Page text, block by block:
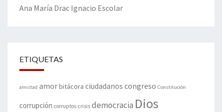
Ana María Drac Ignacio Escolar
ETIQUETAS
amistad amorbitácora ciudadanos congreso Constitución
corrupción corruptos crisis democracia Dios